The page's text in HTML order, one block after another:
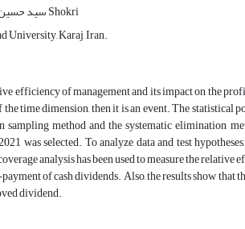
سید حسین Shokri
University, Karaj, Iran.
efficiency of management and its impact on the
time dimension, then it is an event. The statistical
method and the systematic elimination
was selected. To analyze data and test
analysis has been used to measure the
of cash dividends. Also, the results show
dividend.